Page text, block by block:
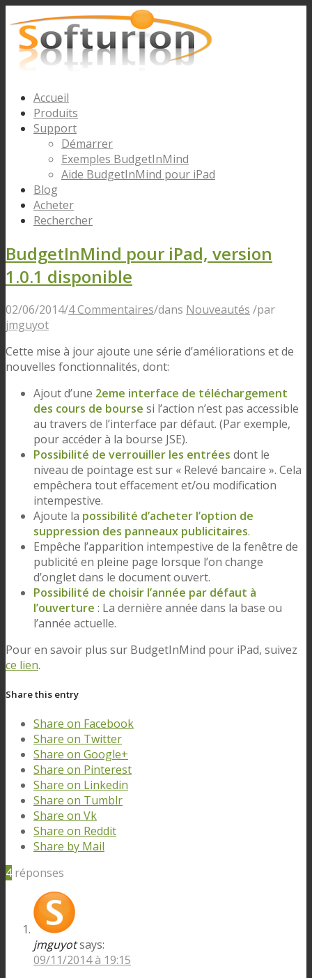
Accueil
Produits
Support
Démarrer
Exemples BudgetInMind
Aide BudgetInMind pour iPad
Blog
Acheter
Rechercher
BudgetInMind pour iPad, version
1.0.1 disponible
02/06/2014/4 Commentaires/dans Nouveautés /par
jmguyot
Cette mise à jour ajoute une série d’améliorations et de
nouvelles fonctionnalités, dont:
Ajout d’une 2eme interface de téléchargement
des cours de bourse si l’action n’est pas accessible
au travers de l’interface par défaut. (Par exemple,
pour accéder à la bourse JSE).
Possibilité de verrouiller les entrées dont le
niveau de pointage est sur « Relevé bancaire ». Cela
empêchera tout effacement et/ou modification
intempestive.
Ajoute la possibilité d’acheter l’option de
suppression des panneaux publicitaires.
Empêche l’apparition intempestive de la fenêtre de
publicité en pleine page lorsque l’on change
d’onglet dans le document ouvert.
Possibilité de choisir l’année par défaut à
l’ouverture : La dernière année dans la base ou
l’année actuelle.
Pour en savoir plus sur BudgetInMind pour iPad, suivez
ce lien.
Share this entry
Share on Facebook
Share on Twitter
Share on Google+
Share on Pinterest
Share on Linkedin
Share on Tumblr
Share on Vk
Share on Reddit
Share by Mail
4 réponses
jmguyotsays:
09/11/2014 à 19:15